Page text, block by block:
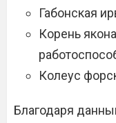
Габонская
Корень
Колеус
Благодаря